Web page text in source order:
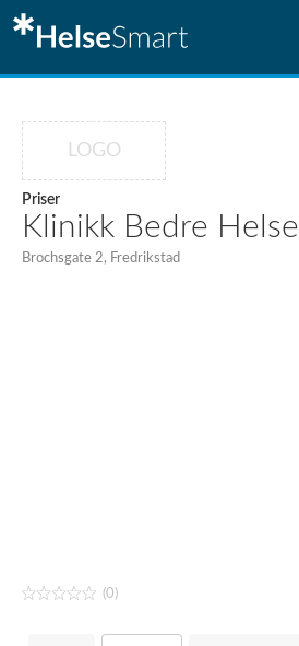
LOGO
Priser
Klinikk Bedre Helse
Brochsgate 2, Fredrikstad
(0)